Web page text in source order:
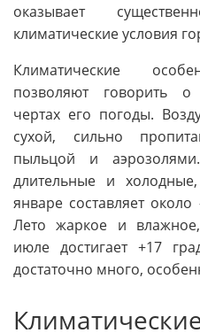
оказывает
климатические условия
Климатические
позволяют говорить о
чертах его погоды.
сухой, сильно
пыльцой и
длительные и
январе составляет
Лето жаркое и
июле достигает +17
достаточно много,